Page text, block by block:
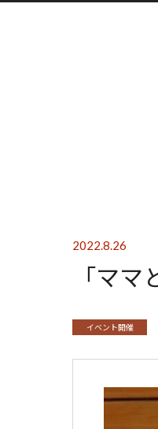
2022.8.26
「マ
イベント開催